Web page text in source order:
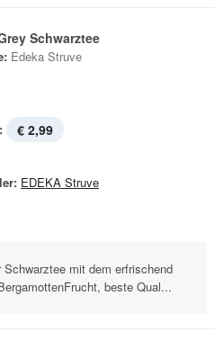
Schwarztee
Edeka Struve
€ 2,99
EDEKA Struve
Schwarztee mit dem erfrischend
beste Qual...